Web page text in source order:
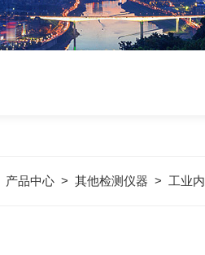
产品中心 > 其他检测仪器 > 工业